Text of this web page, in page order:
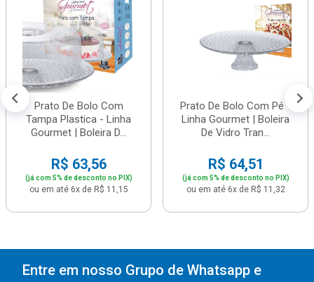
Prato De Bolo Com
Tampa Plastica - Linha
Gourmet | Boleira D...
R$ 63,56
(já com 5% de desconto no PIX)
ou em até 6x de R$ 11,15
Prato De Bolo Com Pé -
Linha Gourmet | Boleira
De Vidro Tran...
R$ 64,51
(já com 5% de desconto no PIX)
ou em até 6x de R$ 11,32
Entre em nosso Grupo de Whatsapp e